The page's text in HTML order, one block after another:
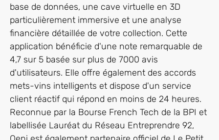
base de données, une cave virtuelle en 3D
particulièrement immersive et une analyse
financière détaillée de votre collection. Cette
application bénéficie d'une note remarquable de
4,7 sur 5 basée sur plus de 7000 avis
d'utilisateurs. Elle offre également des accords
mets-vins intelligents et dispose d'un service
client réactif qui répond en moins de 24 heures.
Reconnue par la Bourse French Tech de la BPI et
labellisée Lauréat du Réseau Entreprendre 92,